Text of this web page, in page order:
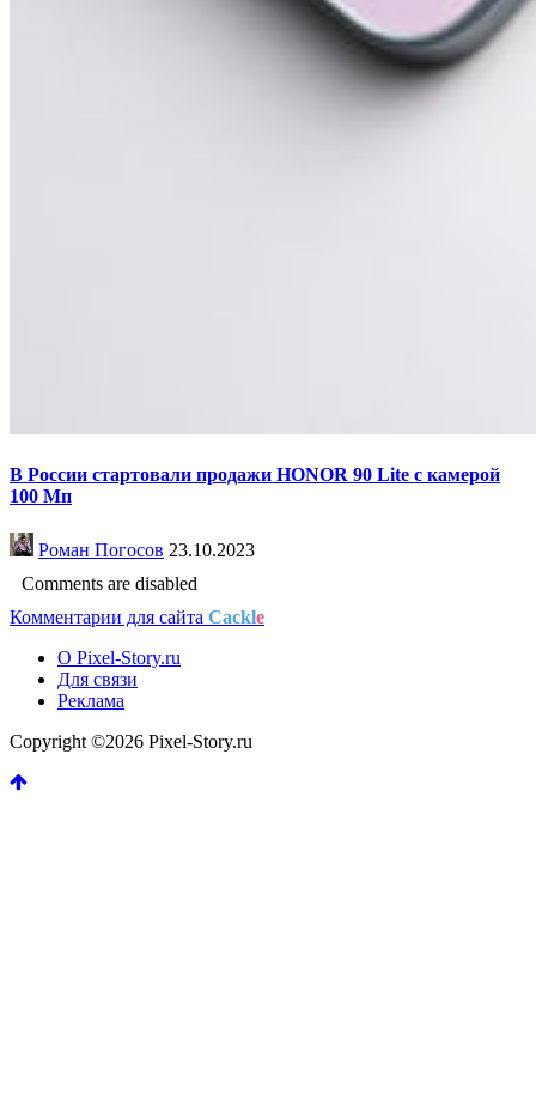
В России стартовали продажи HONOR 90 Lite с камерой
100 Мп
Роман Погосов 23.10.2023
Comments are disabled
Комментарии для сайта Cackle
О Pixel-Story.ru
Для связи
Реклама
Copyright ©2026 Pixel-Story.ru